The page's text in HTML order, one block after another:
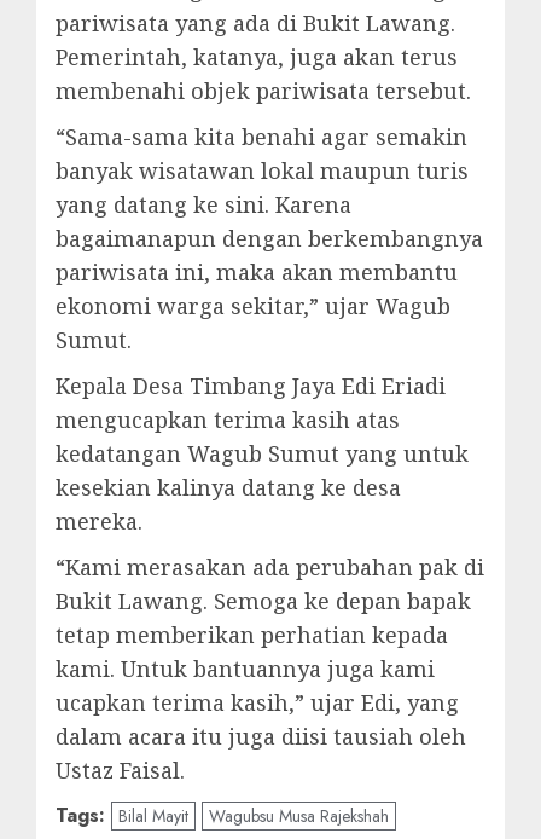
pariwisata yang ada di Bukit Lawang.
Pemerintah, katanya, juga akan terus
membenahi objek pariwisata tersebut.
“Sama-sama kita benahi agar semakin
banyak wisatawan lokal maupun turis
yang datang ke sini. Karena
bagaimanapun dengan berkembangnya
pariwisata ini, maka akan membantu
ekonomi warga sekitar,” ujar Wagub
Sumut.
Kepala Desa Timbang Jaya Edi Eriadi
mengucapkan terima kasih atas
kedatangan Wagub Sumut yang untuk
kesekian kalinya datang ke desa
mereka.
“Kami merasakan ada perubahan pak di
Bukit Lawang. Semoga ke depan bapak
tetap memberikan perhatian kepada
kami. Untuk bantuannya juga kami
ucapkan terima kasih,” ujar Edi, yang
dalam acara itu juga diisi tausiah oleh
Ustaz Faisal.
Tags: Bilal Mayit Wagubsu Musa Rajekshah